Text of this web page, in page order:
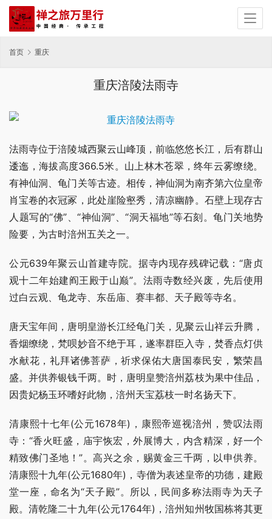
首页 重庆
重庆涪陵法雨寺
法雨寺位于涪陵城西聚云山峰顶，前临悠悠长江，后有群山
逶迤，海拔高度366.5米。山上林木苍翠，终年云雾缭绕。
有神仙洞、龟门关等古迹。相传，神仙洞为南齐第六位皇帝
肖宝卷的衣冠冢，此处崖险壑秀，清凉幽静。石壁上现存古
人题写的“佛”、“神仙洞”、“洞天福地”等石刻。龟门关地势
险要，为古时涪州五关之一。
公元639年聚云山首建寺院。据寺内现存残碑记载：“唐贞
观十二年始建阎王殿于山巅”。法雨寺数经兴废，先后使用
过白云观、龟龙寺、东岳庙、赛丰都、天子殿等寺名。
唐天宝年间，唐明皇游长江经龟门关，见聚云山祥云升腾，
香烟缭绕，梵呗妙音不绝于耳，遂率群臣入寺，焚香点灯供
水献花，礼拜诸佛菩萨，祈求保佑大唐国泰民安，繁荣昌
盛。并供养银钱千两。时，唐明皇赞涪州荔枝为果中佳品，
因贵妃杨玉环嗜好此物，涪州天宝荔枝一时名扬天下。
清康熙十七年(公元1678年)，康熙帝巡视涪州，赞叹法雨
寺：“香火旺盛，庙宇恢宏，外展博大，内含精深，好一个
精致佛门圣地！”。高兴之余，赐黄金三千两，以申供养。
清康熙十九年(公元1680年)，寺僧为表述皇帝的功德，建殿
堂一座，命名为“天子殿”。所以，民间多称法雨寺为天子
殿。清乾隆二十九年(公元1764年)，涪州知州牧国栋将其更